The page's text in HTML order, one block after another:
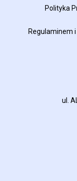
Polityka
Regulaminem i
ul.